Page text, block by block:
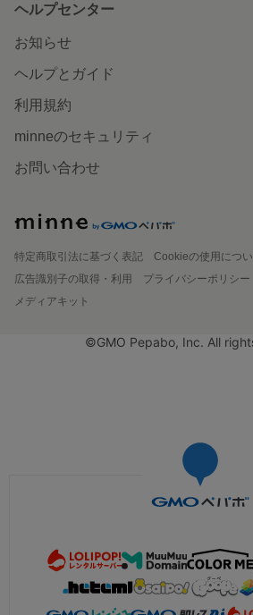
ヘルプセンター
お知らせ
ヘルプとガイド
利用規約
minneのセキュリティ
お問い合わせ
特定商取引法に基づく表記
Cookieの使用につ
広告識別子の取得・利用
プライバシーポリシー
メディアキット
©GMO Pepabo, Inc. All